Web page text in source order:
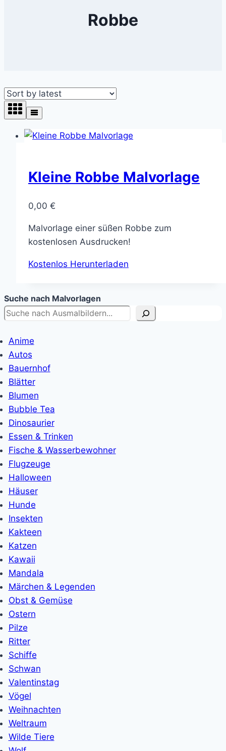
Robbe
Kleine Robbe Malvorlage
0,00 €
Malvorlage einer süßen Robbe zum
kostenlosen Ausdrucken!
Kostenlos Herunterladen
Suche nach Malvorlagen
Anime
Autos
Bauernhof
Blätter
Blumen
Bubble Tea
Dinosaurier
Essen & Trinken
Fische & Wasserbewohner
Flugzeuge
Halloween
Häuser
Hunde
Insekten
Kakteen
Katzen
Kawaii
Mandala
Märchen & Legenden
Obst & Gemüse
Ostern
Pilze
Ritter
Schiffe
Schwan
Valentinstag
Vögel
Weihnachten
Weltraum
Wilde Tiere